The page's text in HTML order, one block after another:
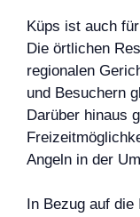
Küps ist auch
Die örtlichen
regionalen
und Besuchern
Darüber hinaus
Angeln in der
In Bezug auf